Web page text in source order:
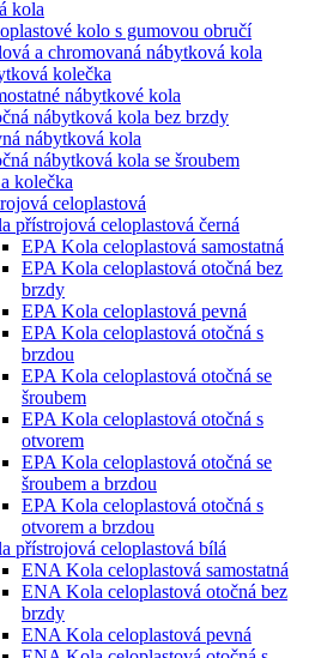
kola
kolo s gumovou obručí
a chromovaná nábytková kola
kolečka
nábytkové kola
nábytková kola bez brzdy
nábytková kola
nábytková kola se šroubem
kolečka
celoplastová
přístrojová celoplastová černá
EPA Kola celoplastová samostatná
EPA Kola celoplastová otočná bez
brzdy
EPA Kola celoplastová pevná
EPA Kola celoplastová otočná s
brzdou
EPA Kola celoplastová otočná se
šroubem
EPA Kola celoplastová otočná s
otvorem
EPA Kola celoplastová otočná se
šroubem a brzdou
EPA Kola celoplastová otočná s
otvorem a brzdou
přístrojová celoplastová bílá
ENA Kola celoplastová samostatná
ENA Kola celoplastová otočná bez
brzdy
ENA Kola celoplastová pevná